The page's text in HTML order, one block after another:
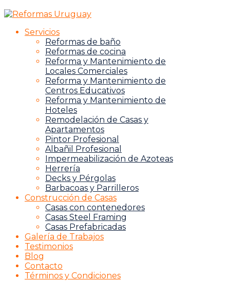
Servicios
Reformas de baño
Reformas de cocina
Reforma y Mantenimiento de
Locales Comerciales
Reforma y Mantenimiento de
Centros Educativos
Reforma y Mantenimiento de
Hoteles
Remodelación de Casas y
Apartamentos
Pintor Profesional
Albañil Profesional
Impermeabilización de Azoteas
Herrería
Decks y Pérgolas
Barbacoas y Parrilleros
Construcción de Casas
Casas con contenedores
Casas Steel Framing
Casas Prefabricadas
Galería de Trabajos
Testimonios
Blog
Contacto
Términos y Condiciones